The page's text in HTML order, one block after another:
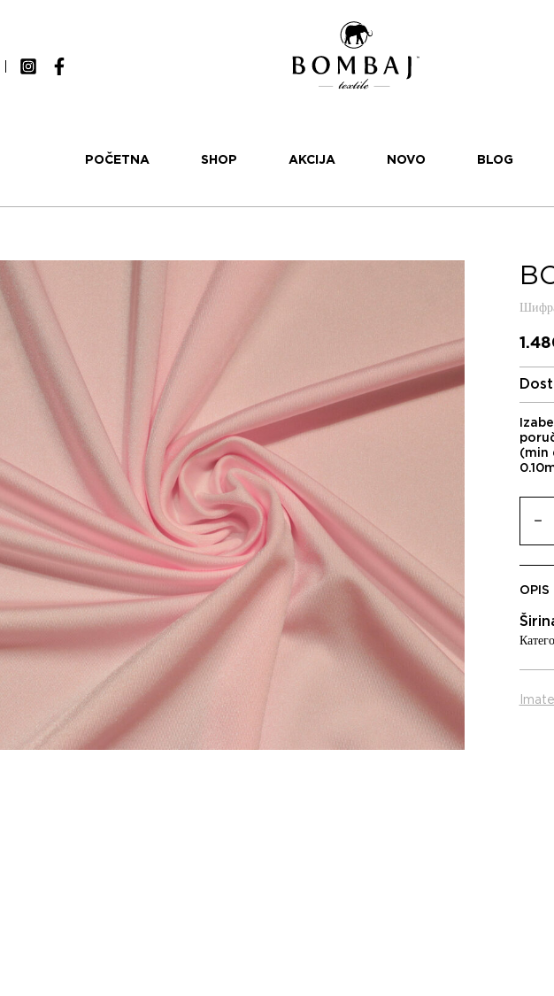
POČETNA SHOP AKCIJA NOVO BLOG
(min
OPIS